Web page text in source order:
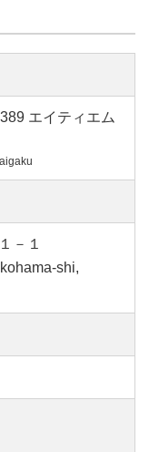
エイティエム
－１
shi,